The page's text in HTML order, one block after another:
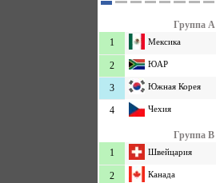
Группа A
1
Мексика
2 ЮАР
3 Южная Корея
4 Чехия
Группа B
1
Швейцария
2 Канада